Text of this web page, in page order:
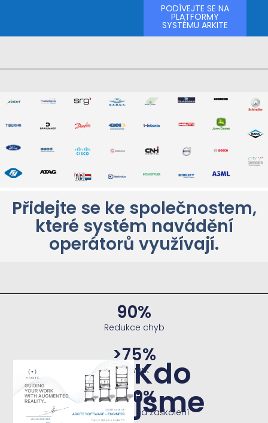
PODÍVEJTE SE NA
PLATFORMY
SYSTÉMU ARKITE
Přidejte se ke společnostem,
které systém navádění
operátorů využívají.
Redukce chyb
90%
Rework
>75%
Úspora času na zaškolení
>50%
Kdo
jsme